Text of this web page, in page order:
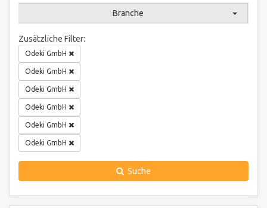
Branche
Zusätzliche Filter:
Odeki GmbH
Odeki GmbH
Odeki GmbH
Odeki GmbH
Odeki GmbH
Odeki GmbH
Suche